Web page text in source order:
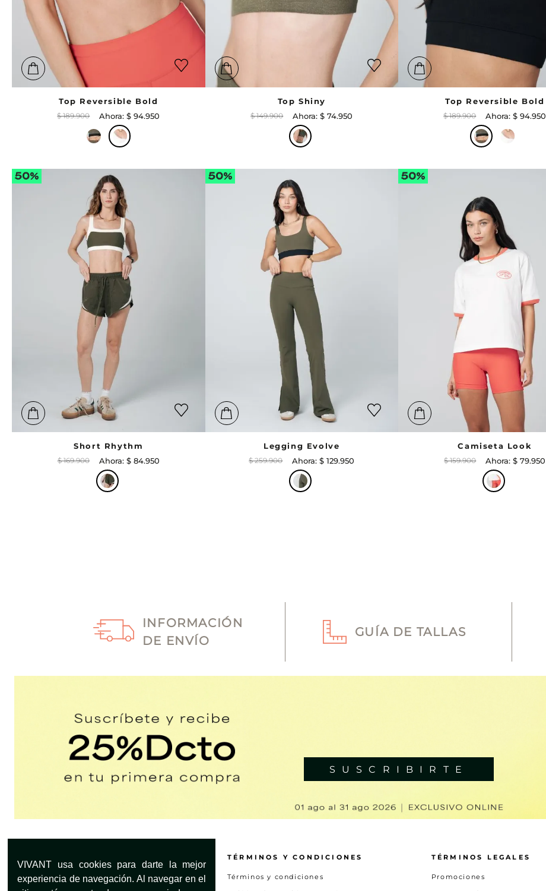
VIVANT usa cookies para darte la mejor
experiencia de navegación. Al navegar en el
Top Reversible Bold
$ 189.900 $ 94.950
Top Shiny
$ 149.900 $ 74.950
Top Reversible Bold
$ 189.900 $ 94.950
Short Rhythm
$ 169.900 $ 84.950
Legging Evolve
$ 259.900 $ 129.950
Camiseta Look
$ 159.900 $ 79.950
INFORMACIÓN
DE ENVÍO
GUÍA DE TALLAS
SUSCRIBIRTE
Servicio al Cliente
TÉRMINOS Y CONDICIONES
Términos y condiciones
TÉRMINOS LEGALES
Promociones